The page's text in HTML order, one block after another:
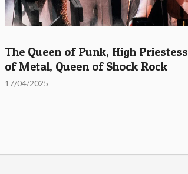
The Queen of Punk, High Priestess
of Metal, Queen of Shock Rock
17/04/2025